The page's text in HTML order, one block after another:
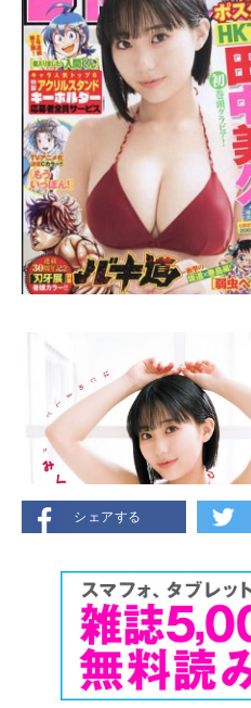
シェアする